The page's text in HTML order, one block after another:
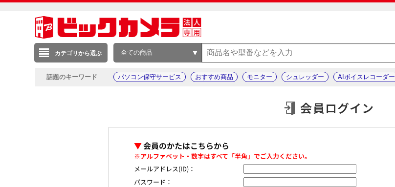
カテゴリから選ぶ 全ての商品
話題のキーワード パソコン保守サービス おすすめ商品 モニター シュレッダー AIボイスレコーダー
会員ログイン
▼会員のかたはこちらから
※アルファベット・数字はすべて「半角」でご入力ください。
メールアドレス(ID)：
パスワード：